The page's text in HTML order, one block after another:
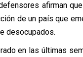
afirman
de un país que
desocupados.
en las últimas